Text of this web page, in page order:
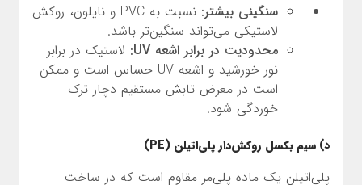
سنگینی بیشتر:
نسبت به PVC و نایلون، روکش
لاستیکی می‌تواند سنگین‌تر باشد.
محدودیت در برابر اشعه UV:
لاستیک در برابر
نور خورشید و اشعه UV حساس است و ممکن
است در معرض تابش مستقیم دچار ترک
خوردگی شود.
د) سیم بکسل روکش‌دار پلی‌اتیلن (PE)
پلی‌اتیلن یک ماده پلی‌مر مقاوم است که در ساخت